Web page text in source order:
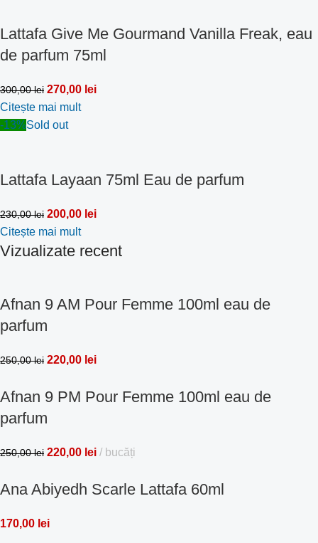
Lattafa Give Me Gourmand Vanilla Freak, eau
de parfum 75ml
300,00lei 270,00 lei
Citește mai mult
-13%Sold out
Lattafa Layaan 75ml Eau de parfum
230,00lei 200,00 lei
Citește mai mult
Vizualizate recent
Afnan 9 AM Pour Femme 100ml eau de
parfum
250,00lei 220,00 lei
Afnan 9 PM Pour Femme 100ml eau de
parfum
250,00lei 220,00 lei bucăți
Ana Abiyedh Scarle Lattafa 60ml
170,00 lei